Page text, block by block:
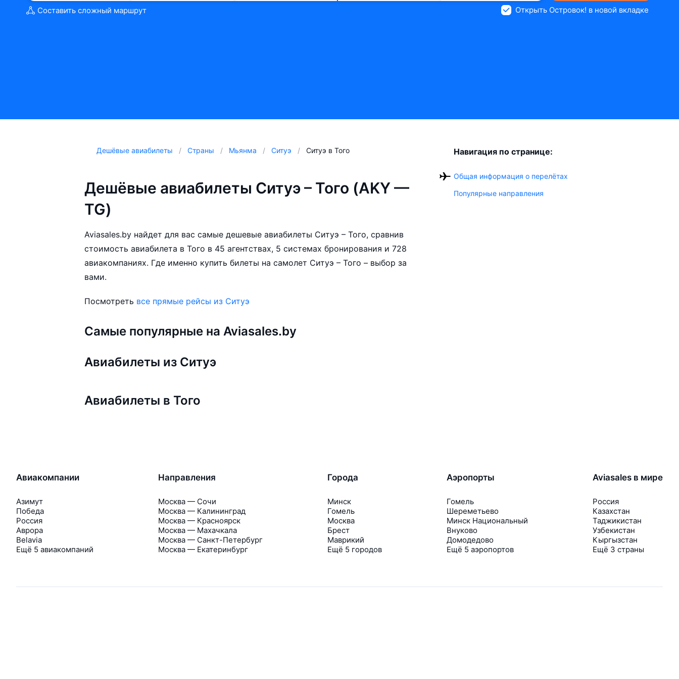
Составить сложный маршрут Открыть Островок! в новой вкладке
Дешёвые авиабилеты Страны Мьянма Ситуэ Ситуэ в Того
Дешёвые авиабилеты Ситуэ – Того (AKY —
TG)
Aviasales.by найдет для вас самые дешевые авиабилеты Ситуэ – Того, сравнив
стоимость авиабилета в Того в 45 агентствах, 5 системах бронирования и 728
авиакомпаниях. Где именно купить билеты на самолет Ситуэ – Того – выбор за
вами.
Посмотреть все прямые рейсы из Ситуэ
Самые популярные на Aviasales.by
Авиабилеты из Ситуэ
Авиабилеты в Того
Навигация по странице:
Общая информация о перелётах
Популярные направления
Авиакомпании
Азимут
Победа
Россия
Аврора
Belavia
Ещё 5 авиакомпаний
Направления
Москва — Сочи
Москва — Калининград
Москва — Красноярск
Москва — Махачкала
Москва — Санкт-Петербург
Москва — Екатеринбург
Города
Минск
Гомель
Москва
Брест
Маврикий
Ещё 5 городов
Аэропорты
Гомель
Шереметьево
Минск Национальный
Внуково
Домодедово
Ещё 5 аэропортов
Aviasales в мире
Россия
Казахстан
Таджикистан
Узбекистан
Кыргызстан
Ещё 3 страны